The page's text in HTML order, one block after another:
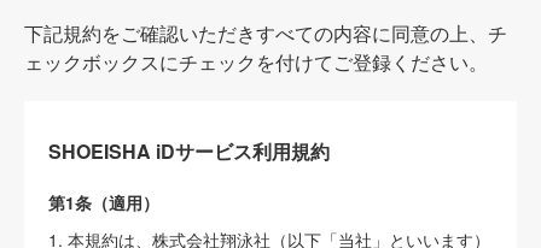
下記規約をご確認いただきすべての内容に同意の上、チ
ェックボックスにチェックを付けてご登録ください。
SHOEISHA iDサービス利用規約
第1条（適用）
1. 本規約は、株式会社翔泳社（以下「当社」といいます）